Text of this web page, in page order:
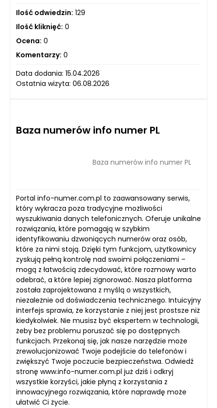
Ilość odwiedzin: 129
Ilość kliknięć: 0
Ocena: 0
Komentarzy: 0
Data dodania: 15.04.2026
Ostatnia wizyta: 06.08.2026
Baza numerów info numer PL
Baza numerów info numer PL
Portal info-numer.com.pl to zaawansowany serwis,
który wykracza poza tradycyjne możliwości
wyszukiwania danych telefonicznych. Oferuje unikalne
rozwiązania, które pomagają w szybkim
identyfikowaniu dzwoniących numerów oraz osób,
które za nimi stoją. Dzięki tym funkcjom, użytkownicy
zyskują pełną kontrolę nad swoimi połączeniami –
mogą z łatwością zdecydować, które rozmowy warto
odebrać, a które lepiej zignorować. Nasza platforma
została zaprojektowana z myślą o wszystkich,
niezależnie od doświadczenia technicznego. Intuicyjny
interfejs sprawia, że korzystanie z niej jest prostsze niż
kiedykolwiek. Nie musisz być ekspertem w technologii,
żeby bez problemu poruszać się po dostępnych
funkcjach. Przekonaj się, jak nasze narzędzie może
zrewolucjonizować Twoje podejście do telefonów i
zwiększyć Twoje poczucie bezpieczeństwa. Odwiedź
stronę www.info-numer.com.pl już dziś i odkryj
wszystkie korzyści, jakie płyną z korzystania z
innowacyjnego rozwiązania, które naprawdę może
ułatwić Ci życie.